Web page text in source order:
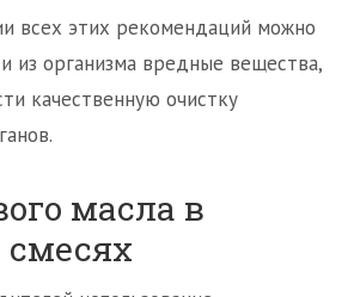
всех этих рекомендаций можно
из организма вредные вещества,
качественную очистку
масла в
смесях